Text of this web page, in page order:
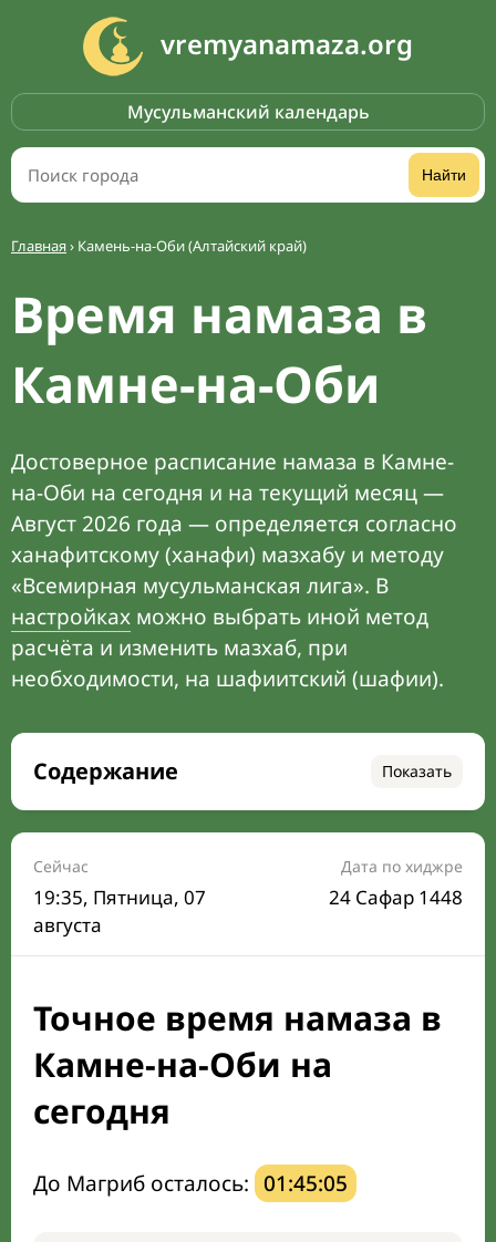
vremyanamaza.org
Мусульманский календарь
Найти
Главная› Камень-на-Оби (Алтайский край)
Время намаза в
Камне-на-Оби
Достоверное расписание намаза в Камне-
на-Оби на сегодня и на текущий месяц —
Август 2026 года — определяется согласно
ханафитскому (ханафи) мазхабу и методу
«Всемирная мусульманская лига». В
настройках можно выбрать иной метод
расчёта и изменить мазхаб, при
необходимости, на шафиитский (шафии).
Содержание Показать
Время намаза на сегодня
Расписание на месяц
Время Сухура и Ифтара на сегодня
Календарь рамадана
Направление киблы
Сейчас
19:35, Пятница, 07
августа
Дата по хиджре
24 Сафар 1448
Точное время намаза в
Камне-на-Оби на
сегодня
До Магриб осталось: 01:45:04